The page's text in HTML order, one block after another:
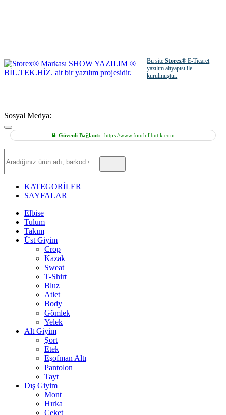
Bu siteStorex® E-Ticaret
yazılım altyapısı ile
kurulmuştur.
Sosyal Medya:
Güvenli Bağlantıhttps://www.fourhillbutik.com
Ürün
KATEGORİLER
SAYFALAR
Elbise
Tulum
Takım
Üst Giyim
Crop
Kazak
Sweat
T-Shirt
Bluz
Atlet
Body
Gömlek
Yelek
Alt Giyim
Şort
Etek
Eşofman Altı
Pantolon
Tayt
Dış Giyim
Mont
Hırka
Ceket